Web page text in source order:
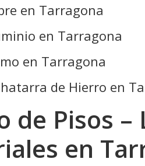
en Tarragona
en Tarragona
en Tarragona
de Hierro en
de Pisos –
en